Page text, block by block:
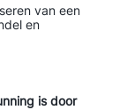
van een
en
is door